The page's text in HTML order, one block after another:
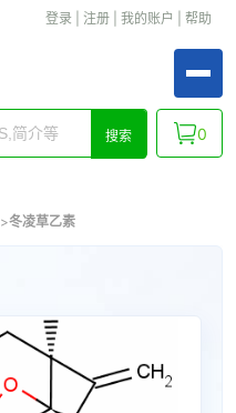
登录 注册 我的账户 帮助
搜索 0
>冬凌草乙素